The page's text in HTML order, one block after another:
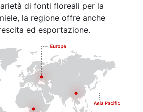
di fonti floreali per la
la regione offre anche
ed esportazione.